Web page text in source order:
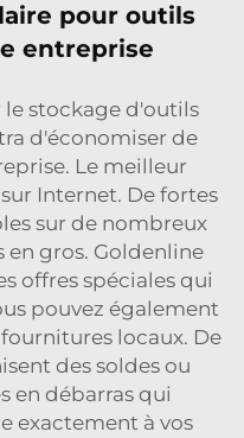
pour outils
entreprise
le stockage d'outils
d'économiser de
Le meilleur
Internet. De fortes
sur de nombreux
en gros. Goldenline
offres spéciales qui
pouvez également
locaux. De
des soldes ou
en débarras qui
exactement à vos